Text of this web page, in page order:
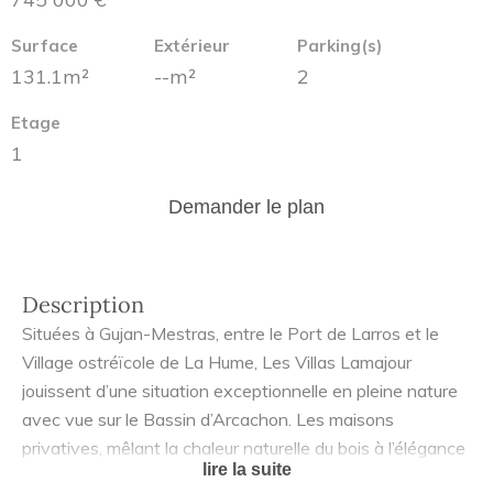
Surface
131.1m²
Extérieur
--m²
Parking(s)
2
Etage
1
Demander le plan
Description
Situées à Gujan-Mestras, entre le Port de Larros et le
Village ostréïcole de La Hume, Les Villas Lamajour
jouissent d’une situation exceptionnelle en pleine nature
avec vue sur le Bassin d’Arcachon. Les maisons
privatives, mêlant la chaleur naturelle du bois à l’élégance
des lambrequins, s’inscrivent parfaitement dans le
lire la suite